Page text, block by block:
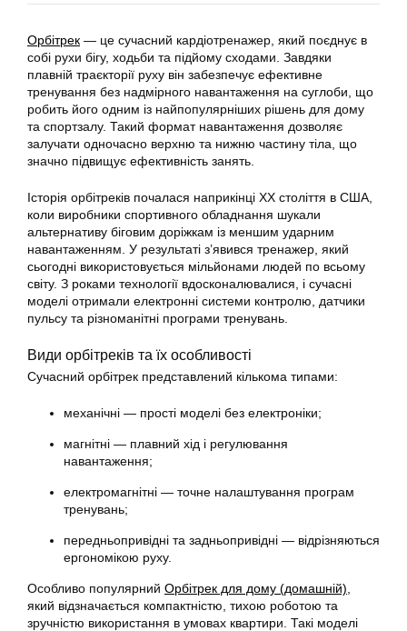
Орбітрек — це сучасний кардіотренажер, який поєднує в
собі рухи бігу, ходьби та підйому сходами. Завдяки
плавній траєкторії руху він забезпечує ефективне
тренування без надмірного навантаження на суглоби, що
робить його одним із найпопулярніших рішень для дому
та спортзалу. Такий формат навантаження дозволяє
залучати одночасно верхню та нижню частину тіла, що
значно підвищує ефективність занять.
Історія орбітреків почалася наприкінці ХХ століття в США,
коли виробники спортивного обладнання шукали
альтернативу біговим доріжкам із меншим ударним
навантаженням. У результаті з’явився тренажер, який
сьогодні використовується мільйонами людей по всьому
світу. З роками технології вдосконалювалися, і сучасні
моделі отримали електронні системи контролю, датчики
пульсу та різноманітні програми тренувань.
Види орбітреків та їх особливості
Сучасний орбітрек представлений кількома типами:
механічні — прості моделі без електроніки;
магнітні — плавний хід і регулювання
навантаження;
електромагнітні — точне налаштування програм
тренувань;
передньопривідні та задньопривідні — відрізняються
ергономікою руху.
Особливо популярний Орбітрек для дому (домашній)
який відзначається компактністю, тихою роботою та
зручністю використання в умовах квартири. Такі моделі